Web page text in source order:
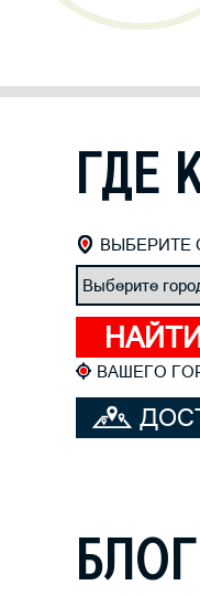
ГДЕ
ВЫБЕРИТЕ
ВАШЕГО
БЛОГ